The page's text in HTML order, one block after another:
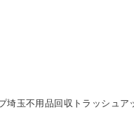
埼玉不用品回収トラッシュア